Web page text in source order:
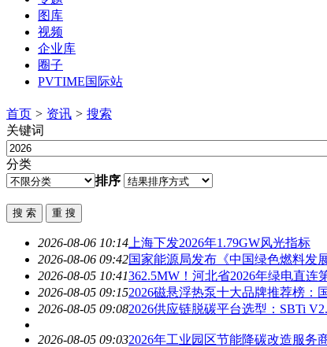
图库
视频
企业库
圈子
PVTIME国际站
首页 > 资讯 > 搜索
关键词
分类
排序
2026-08-06 10:14 上海下发2026年1.79GW风光指标
2026-08-06 09:42国家能源局发布《中国绿色燃料发
2026-08-05 10:41362.5MW！河北省2026年绿电直连
2026-08-05 09:152026磁悬浮热泵十大品牌推荐榜：
2026-08-05 09:082026供应链脱碳平台选型：SBTi
2026-08-05 09:032026年工业园区节能降碳改造服务